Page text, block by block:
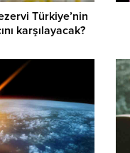
Türkiye’nin
karşılayacak?